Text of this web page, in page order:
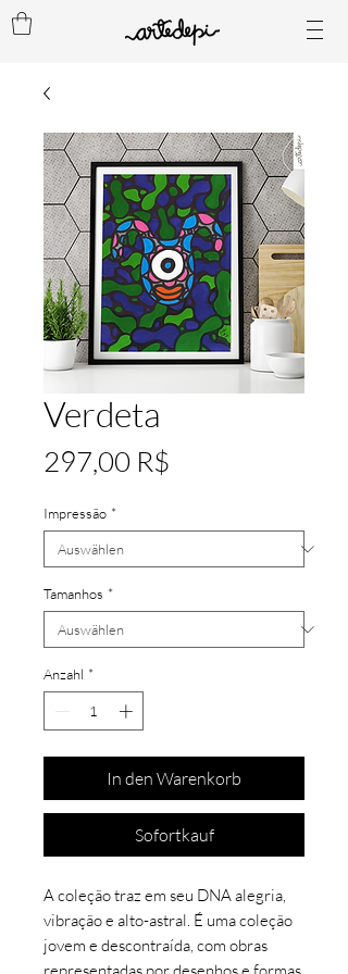
Verdeta
297,00 R$
Impressão *
Tamanhos *
Anzahl *
In den Warenkorb
Sofortkauf
A coleção traz em seu DNA alegria,
vibração e alto-astral. É uma coleção
jovem e descontraída, com obras